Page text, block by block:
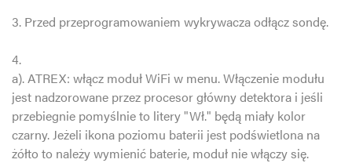
3. Przed przeprogramowaniem wykrywacza odłącz sondę.
4.
a). ATREX: włącz moduł WiFi w menu. Włączenie modułu
jest nadzorowane przez procesor główny detektora i jeśli
przebiegnie pomyślnie to litery "Wł." będą miały kolor
czarny. Jeżeli ikona poziomu baterii jest podświetlona na
żółto to należy wymienić baterie, moduł nie włączy się.